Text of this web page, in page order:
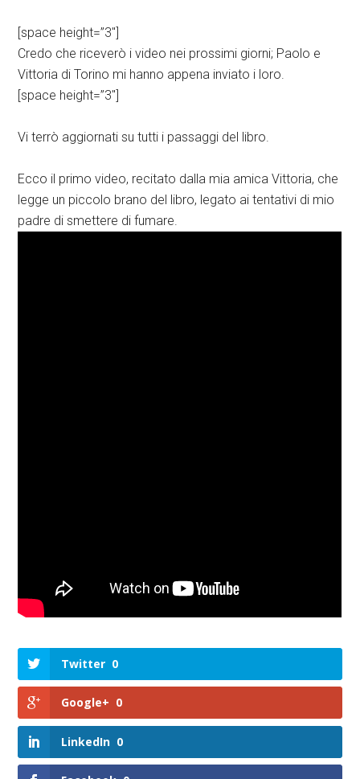
[space height=”3″]
Credo che riceverò i video nei prossimi giorni; Paolo e
Vittoria di Torino mi hanno appena inviato i loro.
[space height=”3″]
Vi terrò aggiornati su tutti i passaggi del libro.
Ecco il primo video, recitato dalla mia amica Vittoria, che
legge un piccolo brano del libro, legato ai tentativi di mio
padre di smettere di fumare.
Twitter 0
Google+ 0
LinkedIn 0